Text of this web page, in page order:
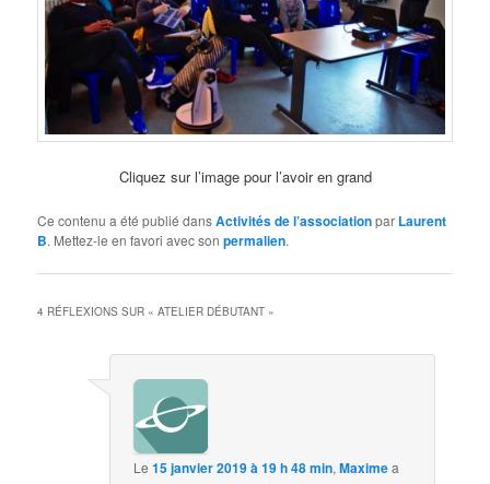
Cliquez sur l’image pour l’avoir en grand
Ce contenu a été publié dansActivités de l’associationpar Laurent
B. Mettez-le en favori avec sonpermalien.
4 RÉFLEXIONS SUR «ATELIER DÉBUTANT »
Le15 janvier 2019 à 19 h 48 min,Maximea